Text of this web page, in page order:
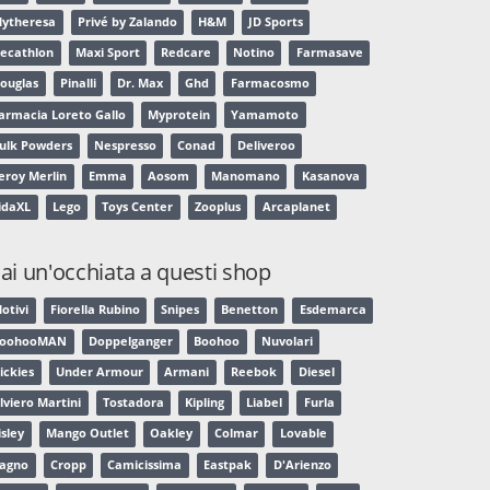
Privé by Zalando H&M JD Sports
Maxi Sport Redcare Notino Farmasave
Pinalli Dr. Max Ghd Farmacosmo
Loreto Gallo Myprotein Yamamoto
Powders Nespresso Conad Deliveroo
Merlin Emma Aosom Manomano Kasanova
Lego Toys Center Zooplus Arcaplanet
un'occhiata a questi shop
Fiorella Rubino Snipes Benetton Esdemarca
Doppelganger Boohoo Nuvolari
Under Armour Armani Reebok Diesel
Martini Tostadora Kipling Liabel Furla
Mango Outlet Oakley Colmar Lovable
Cropp Camicissima Eastpak D'Arienzo